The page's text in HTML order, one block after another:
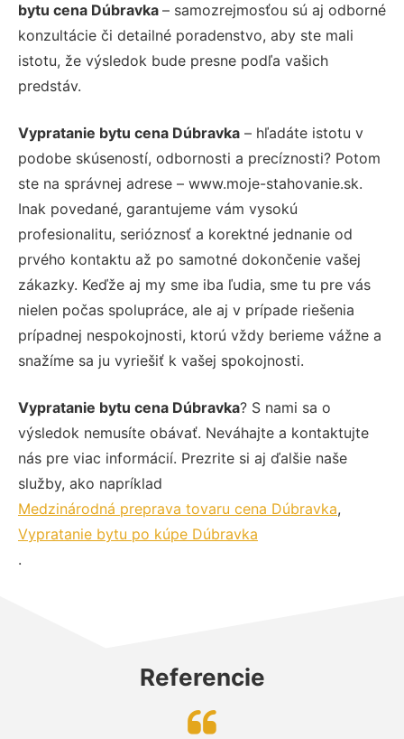
bytu cena Dúbravka – samozrejmosťou sú aj odborné
konzultácie či detailné poradenstvo, aby ste mali
istotu, že výsledok bude presne podľa vašich
predstáv.
Vypratanie bytu cena Dúbravka – hľadáte istotu v
podobe skúseností, odbornosti a precíznosti? Potom
ste na správnej adrese – www.moje-stahovanie.sk.
Inak povedané, garantujeme vám vysokú
profesionalitu, serióznosť a korektné jednanie od
prvého kontaktu až po samotné dokončenie vašej
zákazky. Keďže aj my sme iba ľudia, sme tu pre vás
nielen počas spolupráce, ale aj v prípade riešenia
prípadnej nespokojnosti, ktorú vždy berieme vážne a
snažíme sa ju vyriešiť k vašej spokojnosti.
Vypratanie bytu cena Dúbravka? S nami sa o
výsledok nemusíte obávať. Neváhajte a kontaktujte
nás pre viac informácií. Prezrite si aj ďalšie naše
služby, ako napríklad
Medzinárodná preprava tovaru cena Dúbravka,
Vypratanie bytu po kúpe Dúbravka
.
Referencie